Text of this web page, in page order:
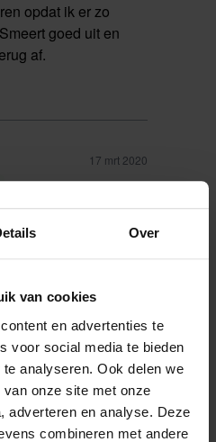
Over
van cookies
en advertenties te
voor social media te bieden
analyseren. Ook delen we
onze site met onze
adverteren en analyse. Deze
combineren met andere
opdat ik er zo
goed uit en
af.
17 mrt 2020
standaard op stal. Hij
en blijft heel mooi
dag. Onmisbaar!